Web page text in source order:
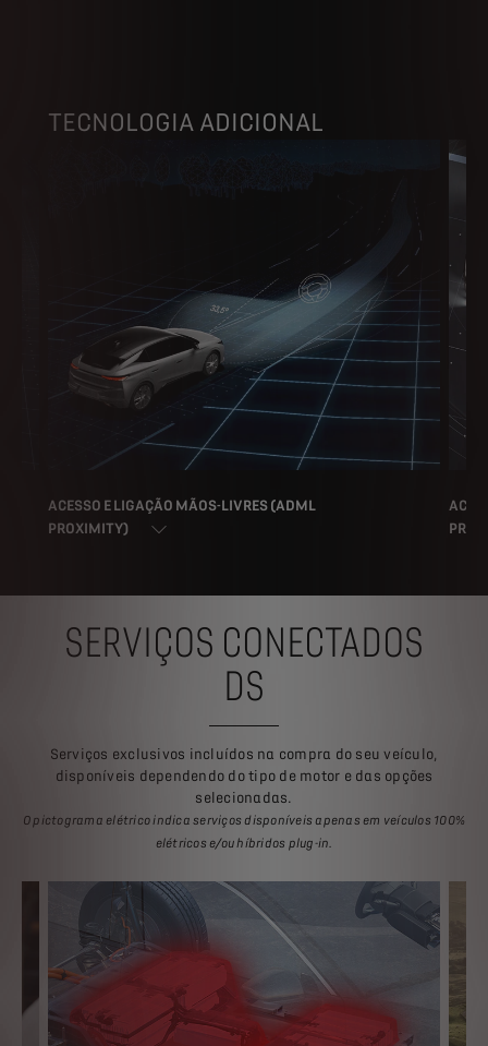
ACESSO E LIGAÇÃO MÃOS-LIVRES (ADML
SERVIÇOS CONECTADOS
DS
selecionadas.
O pictograma elétrico indica serviços disponíveis apenas em veículos 100%
elétricos e/ou híbridos plug-in.